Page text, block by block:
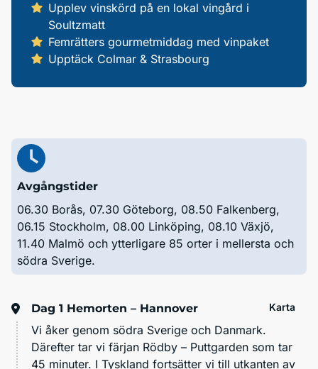
Upplev vinskörd på en lokal vingård i
Soultzmatt
Femrätters gourmetmiddag med vinpaket
Upptäck Colmar & Strasbourg
Avgångstider
06.30 Borås, 07.30 Göteborg, 08.50 Falkenberg,
06.15 Stockholm, 08.00 Linköping, 08.10 Växjö,
11.40 Malmö och ytterligare 85 orter i mellersta och
södra Sverige.
Dag 1 Hemorten – Hannover Karta
Vi åker genom södra Sverige och Danmark.
Därefter tar vi färjan Rödby – Puttgarden som tar
45 minuter. I Tyskland fortsätter vi till utkanten av